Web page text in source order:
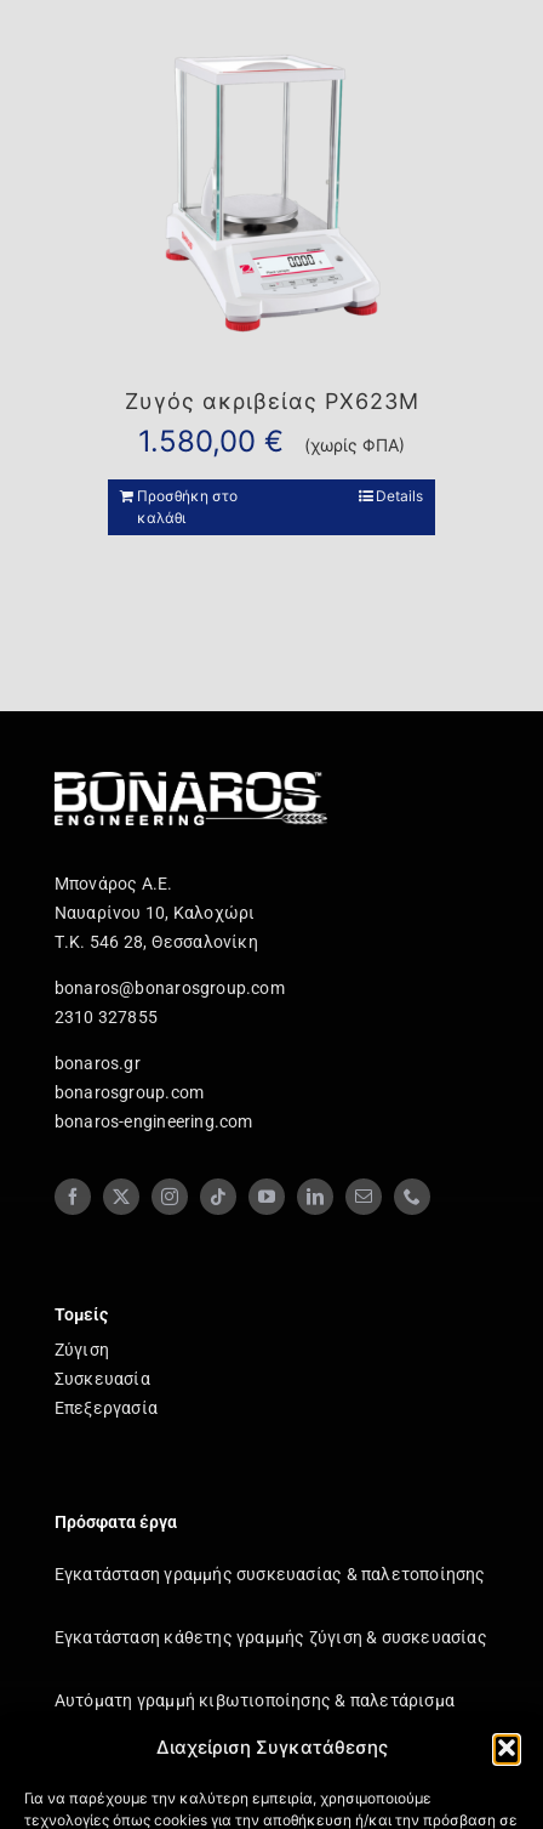
Διαχείριση Συγκατάθεσης
Για να παρέχουμε την καλύτερη εμπειρία, χρησιμοποιούμε
τεχνολογίες όπως cookies για την αποθήκευση ή/και την πρόσβαση σε
Ζυγός ακριβείας PX623M
1.580,00 € (χωρίς ΦΠΑ)
Προσθήκη στο
καλάθι
Details
Μπονάρος Α.Ε.
Ναυαρίνου 10, Καλοχώρι
Τ.Κ. 546 28, Θεσσαλονίκη
bonaros@bonarosgroup.com
2310 327855
bonaros.gr
bonarosgroup.com
bonaros-engineering.com
Τομείς
Ζύγιση
Συσκευασία
Επεξεργασία
Πρόσφατα έργα
Εγκατάσταση γραμμής συσκευασίας & παλετοποίησης
Εγκατάσταση κάθετης γραμμής ζύγιση & συσκευασίας
Αυτόματη γραμμή κιβωτιοποίησης & παλετάρισμα
Εγκατάσταση κάθετης γραμμής ζύγιση & συσκευασίας